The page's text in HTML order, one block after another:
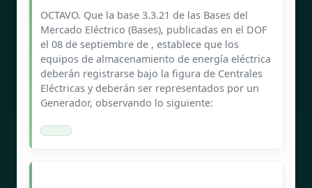
OCTAVO. Que la base 3.3.21 de las Bases del
Mercado Eléctrico (Bases), publicadas en el DOF
el 08 de septiembre de , establece que los
equipos de almacenamiento de energía eléctrica
deberán registrarse bajo la figura de Centrales
Eléctricas y deberán ser representados por un
Generador, observando lo siguiente: